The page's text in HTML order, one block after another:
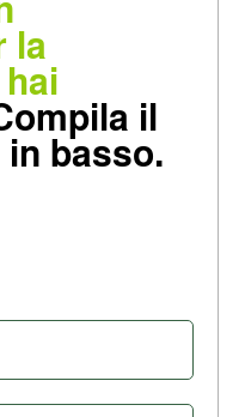
la
il
basso.